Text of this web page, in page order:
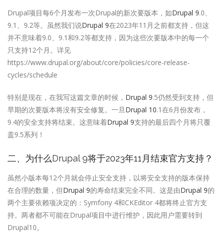
Drupal项目每6个月发布一次Drupal的新次要版本，如Drupal 9.0、
9.1、9.2等。虽然我们说Drupal 9在2023年11月之前都支持，但这
并不意味着9.0、9.1和9.2等都支持，因为这些次要版本中的每一个
只支持12个月。详见
https://www.drupal.org/about/core/policies/core-release-
cycles/schedule
特别是现在，在我写这篇文章的时候， Drupal 9.5仍然受到支持，但
早期的次要版本将没有安全修复。一旦Drupal 10.1在6月份发布，
9.4的安全支持将结束。这意味着Drupal 9支持的最后四个月将只覆
盖9.5系列！
二、为什么Drupal 9将于2023年11月结束官方支持？
虽然小版本每12个月就会停止安全支持，以将安全支持的版本保持
在合理的数量，但Drupal 9的寿命结束完全不同。这是由Drupal 9的
两个主要依赖项决定的：Symfony 4和CKEditor 4都将终止官方支
持。两者都不可能在Drupal项目中进行维护，因此用户需要转到
Drupal10。